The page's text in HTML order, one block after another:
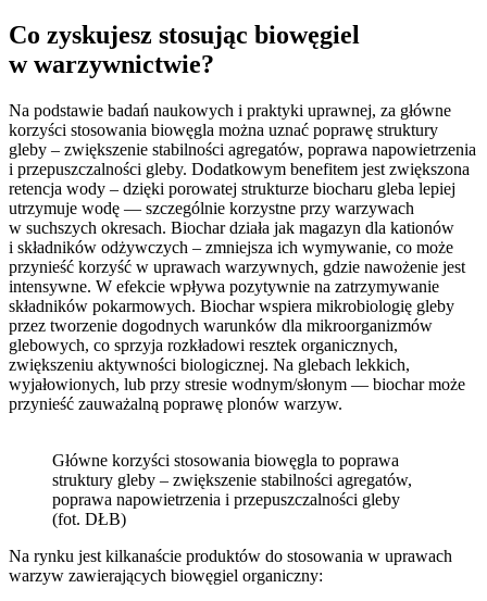
Co zyskujesz stosując biowęgiel
w warzywnictwie?
Na podstawie badań naukowych i praktyki uprawnej, za główne
korzyści stosowania biowęgla można uznać poprawę struktury
gleby – zwiększenie stabilności agregatów, poprawa napowietrzenia
i przepuszczalności gleby. Dodatkowym benefitem jest zwiększona
retencja wody – dzięki porowatej strukturze biocharu gleba lepiej
utrzymuje wodę — szczególnie korzystne przy warzywach
w suchszych okresach. Biochar działa jak magazyn dla kationów
i składników odżywczych – zmniejsza ich wymywanie, co może
przynieść korzyść w uprawach warzywnych, gdzie nawożenie jest
intensywne. W efekcie wpływa pozytywnie na zatrzymywanie
składników pokarmowych. Biochar wspiera mikrobiologię gleby
przez tworzenie dogodnych warunków dla mikroorganizmów
glebowych, co sprzyja rozkładowi resztek organicznych,
zwiększeniu aktywności biologicznej. Na glebach lekkich,
wyjałowionych, lub przy stresie wodnym/słonym — biochar może
przynieść zauważalną poprawę plonów warzyw.
Główne korzyści stosowania biowęgla to poprawa
struktury gleby – zwiększenie stabilności agregatów,
poprawa napowietrzenia i przepuszczalności gleby
(fot. DŁB)
Na rynku jest kilkanaście produktów do stosowania w uprawach
warzyw zawierających biowęgiel organiczny: